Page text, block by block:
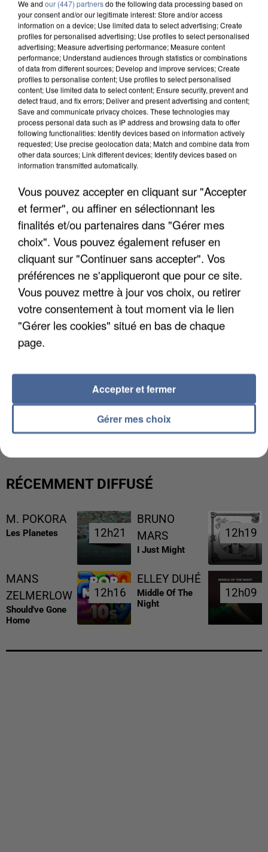
DE FAUNE SAUVAGE SONT...
L’UN DES FONDATEURS SUPPOSÉS DE LA DZ
MAFIA INTERPELLÉ EN ALGÉRIE
RÉCEMMENT DIFFUSÉ
M. POKORA
Les Planetes 12h21
12h21
BRUNO
MARS
I Just Might
12h19
12h19
MANS
ZELMERLOW
Should've Gone
Home
12h16
12h16
ELLEY DUHÉ
Middle Of The
Night
12h09
12h09
We and our (447) partnersdo the following data processing based on
your consent and/or our legitimate interest: Store and/or access
information on a device; Use limited data to select advertising; Create
profiles for personalised advertising; Use profiles to select personalised
advertising; Measure advertising performance; Measure content
performance; Understand audiences through statistics or combinations
of data from different sources; Develop and improve services; Create
profiles to personalise content; Use profiles to select personalised
content; Use limited data to select content; Ensure security, prevent and
detect fraud, and fix errors; Deliver and present advertising and content;
Save and communicate privacy choices. These technologies may
process personal data such as IP address and browsing data to offer
following functionalities: Identify devices based on information actively
requested; Use precise geolocation data; Match and combine data from
other data sources; Link different devices; Identify devices based on
information transmitted automatically.
Vous pouvez accepter en cliquant sur "Accepter
et fermer", ou affiner en sélectionnant les
finalités et/ou partenaires dans "Gérer mes
choix". Vous pouvez également refuser en
cliquant sur "Continuer sans accepter". Vos
préférences ne s'appliqueront que pour ce site.
Vous pouvez mettre à jour vos choix, ou retirer
votre consentement à tout moment via le lien
"Gérer les cookies" situé en bas de chaque
page.
Gérer mes choix
Accepter et fermer